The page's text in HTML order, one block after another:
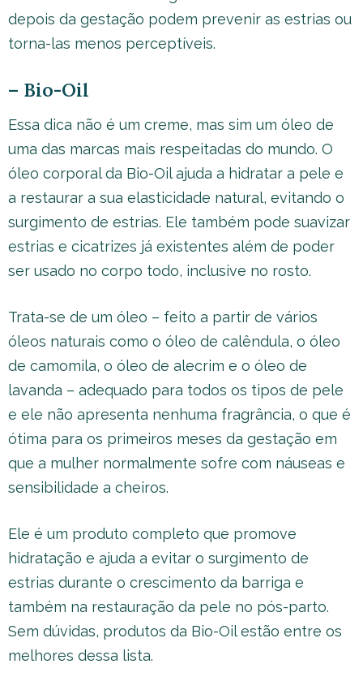
depois da gestação podem prevenir as estrias ou
torna-las menos perceptíveis.
– Bio-Oil
Essa dica não é um creme, mas sim um óleo de
uma das marcas mais respeitadas do mundo. O
óleo corporal da Bio-Oil ajuda a hidratar a pele e
a restaurar a sua elasticidade natural, evitando o
surgimento de estrias. Ele também pode suavizar
estrias e cicatrizes já existentes além de poder
ser usado no corpo todo, inclusive no rosto.
Trata-se de um óleo – feito a partir de vários
óleos naturais como o óleo de calêndula, o óleo
de camomila, o óleo de alecrim e o óleo de
lavanda – adequado para todos os tipos de pele
e ele não apresenta nenhuma fragrância, o que é
ótima para os primeiros meses da gestação em
que a mulher normalmente sofre com náuseas e
sensibilidade a cheiros.
Ele é um produto completo que promove
hidratação e ajuda a evitar o surgimento de
estrias durante o crescimento da barriga e
também na restauração da pele no pós-parto.
Sem dúvidas, produtos da Bio-Oil estão entre os
melhores dessa lista.